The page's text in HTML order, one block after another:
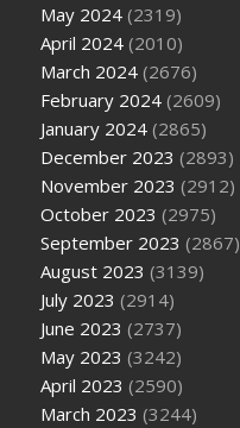
May 2024 (2319)
April 2024 (2010)
March 2024 (2676)
February 2024 (2609)
January 2024 (2865)
December 2023 (2893)
November 2023 (2912)
October 2023 (2975)
September 2023 (2867)
August 2023 (3139)
July 2023 (2914)
June 2023 (2737)
May 2023 (3242)
April 2023 (2590)
March 2023 (3244)